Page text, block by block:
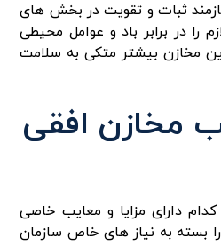
ثبات و تقویت در بخش‌ های
را در برابر باد و عوامل محیطی
مخازن بیشتر متکی به سلامت
مخازن افقی
دارای مزایا و معایب خاصی
بسته به نیاز های خاص سازمان